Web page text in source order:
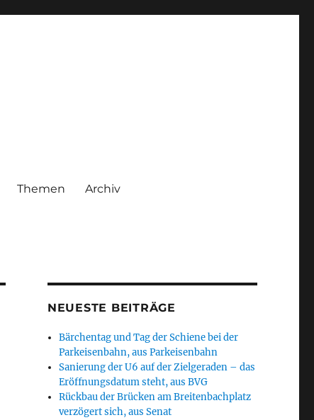
Themen Archiv
NEUESTE BEITRÄGE
Bärchentag und Tag der Schiene bei der
Parkeisenbahn, aus Parkeisenbahn
Sanierung der U6 auf der Zielgeraden – das
Eröffnungsdatum steht, aus BVG
Rückbau der Brücken am Breitenbachplatz
verzögert sich, aus Senat